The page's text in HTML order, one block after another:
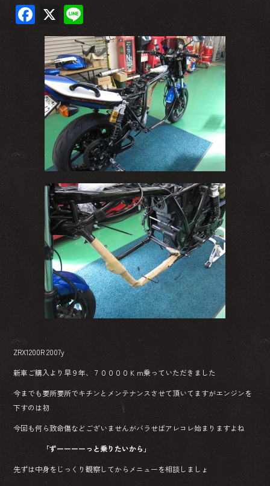
F
ac
e
b
o
ok
X
ne
ZRX1200R 2007y
新車ご購入より早９年、７００００Ｋｍ乗っていただきました
今までも要所要所でキチンとメンテナンスさせて頂いてますがエンジンを
下すのは初
今回も何ら致命傷などございませんがバラせばアレコレ始まりますよね
「ずーーーーっと乗りたいから」
先ずは中身をじっくり観察してからメニューを相談しましょ